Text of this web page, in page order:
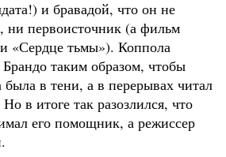
и бравадой, что он не
ни первоисточник (а фильм
«Сердце тьмы»). Коппола
таким образом, чтобы
была в тени, а в перерывах читал
в итоге так разозлился, что
его помощник, а режиссер